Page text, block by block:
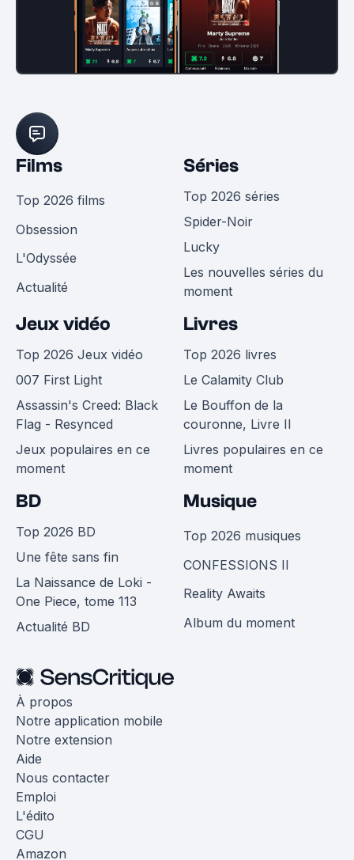
Films
Top 2026 films
Obsession
L'Odyssée
Actualité
Séries
Top 2026 séries
Spider-Noir
Lucky
Les nouvelles séries du
moment
Jeux vidéo
Top 2026 Jeux vidéo
007 First Light
Assassin's Creed: Black
Flag - Resynced
Jeux populaires en ce
moment
Livres
Top 2026 livres
Le Calamity Club
Le Bouffon de la
couronne, Livre II
Livres populaires en ce
moment
BD
Top 2026 BD
Une fête sans fin
La Naissance de Loki -
One Piece, tome 113
Actualité BD
Musique
Top 2026 musiques
CONFESSIONS II
Reality Awaits
Album du moment
À propos
Notre application mobile
Notre extension
Aide
Nous contacter
Emploi
L'édito
CGU
Amazon